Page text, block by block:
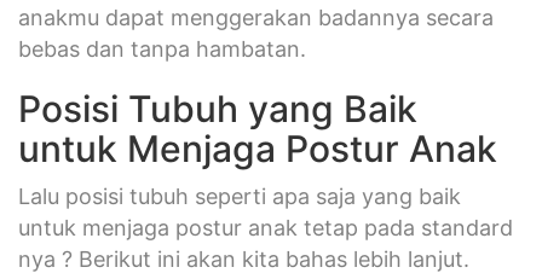
anakmu dapat menggerakan badannya secara
bebas dan tanpa hambatan.
Posisi Tubuh yang Baik
untuk Menjaga Postur Anak
Lalu posisi tubuh seperti apa saja yang baik
untuk menjaga postur anak tetap pada standard
nya ? Berikut ini akan kita bahas lebih lanjut.